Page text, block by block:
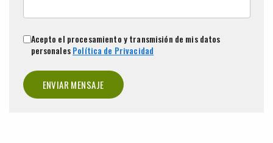
Acepto el procesamiento y transmisión de mis datos
personalesPolítica de Privacidad
ENVIAR MENSAJE